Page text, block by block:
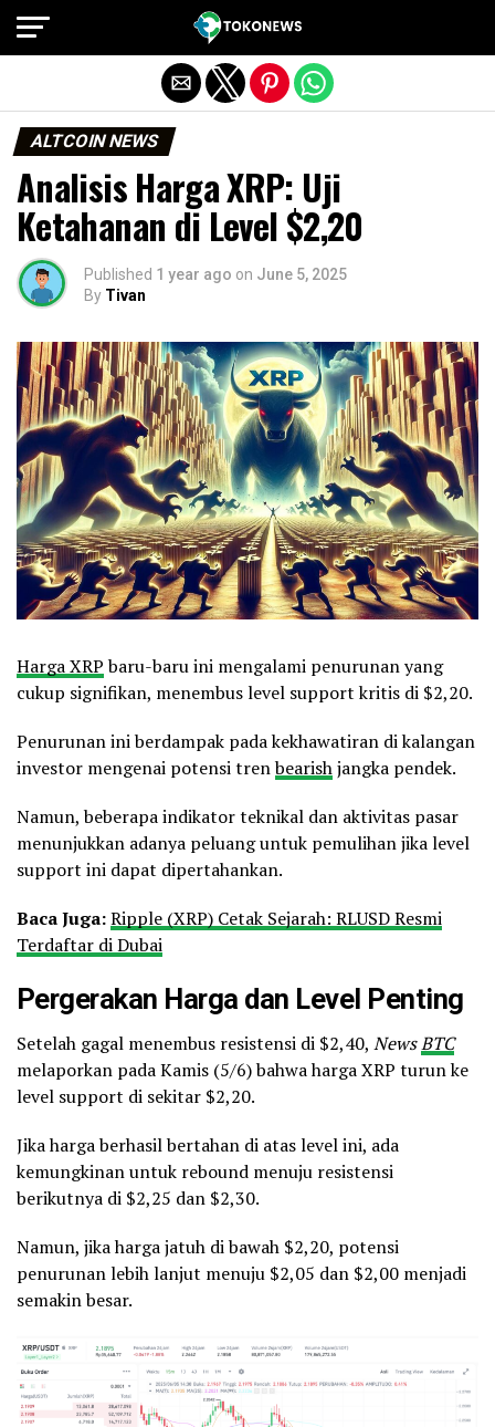
ALTCOIN NEWS
Analisis Harga XRP: Uji
Ketahanan di Level $2,20
Published 1 year ago on June 5, 2025
By Tivan
Harga XRPbaru-baru ini mengalami penurunan yang
cukup signifikan, menembus level support kritis di $2,20.
Penurunan ini berdampak pada kekhawatiran di kalangan
investor mengenai potensi trenbearishjangka pendek.
Namun, beberapa indikator teknikal dan aktivitas pasar
menunjukkan adanya peluang untuk pemulihan jika level
support ini dapat dipertahankan.
Baca Juga:Ripple (XRP) Cetak Sejarah: RLUSD Resmi
Terdaftar di Dubai
Pergerakan Harga dan Level Penting
Setelah gagal menembus resistensi di $2,40, NewsBTC
melaporkan pada Kamis (5/6) bahwa harga XRP turun ke
level support di sekitar $2,20.
Jika harga berhasil bertahan di atas level ini, ada
kemungkinan untuk rebound menuju resistensi
berikutnya di $2,25 dan $2,30.
Namun, jika harga jatuh di bawah $2,20, potensi
penurunan lebih lanjut menuju $2,05 dan $2,00 menjadi
semakin besar.
Exit mobile version